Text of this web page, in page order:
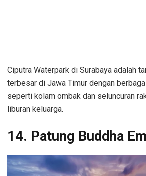
Ciputra Waterpark di Surabaya adalah
terbesar di Jawa Timur dengan
seperti kolam ombak dan seluncuran
liburan keluarga.
14. Patung Buddha